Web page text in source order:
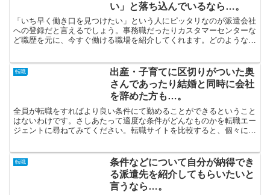
い」と落ち込んでいるなら…。
「いち早く働き口を見つけたい」という人にピッタリなのが派遣会社
への登録だと言えるでしょう。事務職だったりカスタマーセンターな
ど職歴を元に、今すぐ働ける職場を紹介してくれます。どのような会
転職
出産・子育てに区切りがついた奥
さんであったり結婚と同時に会社
を辞めた方も…。
全員が転職をすればより良い条件にて勤めることができるということ
はないわけです。さしあたって適度な条件がどんなものかを転職エー
ジェントに尋ねてみてください。転職サイトを比較すると、個々にピ
転職
条件などについて自分が納得でき
る派遣先を紹介してもらいたいと
言うなら…。